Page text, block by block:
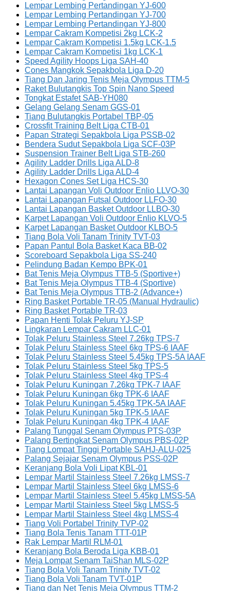
Lempar Lembing Pertandingan YJ-600
Lempar Lembing Pertandingan YJ-700
Lempar Lembing Pertandingan YJ-800
Lempar Cakram Kompetisi 2kg LCK-2
Lempar Cakram Kompetisi 1.5kg LCK-1.5
Lempar Cakram Kompetisi 1kg LCK-1
Speed Agility Hoops Liga SAH-40
Cones Mangkok Sepakbola Liga D-20
Tiang Dan Jaring Tenis Meja Olympus TTM-5
Raket Bulutangkis Top Spin Nano Speed
Tongkat Estafet SAB-YH080
Gelang Gelang Senam GGS-01
Tiang Bulutangkis Portabel TBP-05
Crossfit Training Belt Liga CTB-01
Papan Strategi Sepakbola Liga PSSB-02
Bendera Sudut Sepakbola Liga SCF-03P
Suspension Trainer Belt Liga STB-260
Agility Ladder Drills Liga ALD-8
Agility Ladder Drills Liga ALD-4
Hexagon Cones Set Liga HCS-30
Lantai Lapangan Voli Outdoor Enlio LLVO-30
Lantai Lapangan Futsal Outdoor LLFO-30
Lantai Lapangan Basket Outdoor LLBO-30
Karpet Lapangan Voli Outdoor Enlio KLVO-5
Karpet Lapangan Basket Outdoor KLBO-5
Tiang Bola Voli Tanam Trinity TVT-03
Papan Pantul Bola Basket Kaca BB-02
Scoreboard Sepakbola Liga SS-240
Pelindung Badan Kempo BPK-01
Bat Tenis Meja Olympus TTB-5 (Sportive+)
Bat Tenis Meja Olympus TTB-4 (Sportive)
Bat Tenis Meja Olympus TTB-2 (Advance+)
Ring Basket Portable TR-05 (Manual Hydraulic)
Ring Basket Portable TR-03
Papan Henti Tolak Peluru YJ-SP
Lingkaran Lempar Cakram LLC-01
Tolak Peluru Stainless Steel 7.26kg TPS-7
Tolak Peluru Stainless Steel 6kg TPS-6 IAAF
Tolak Peluru Stainless Steel 5.45kg TPS-5A IAAF
Tolak Peluru Stainless Steel 5kg TPS-5
Tolak Peluru Stainless Steel 4kg TPS-4
Tolak Peluru Kuningan 7.26kg TPK-7 IAAF
Tolak Peluru Kuningan 6kg TPK-6 IAAF
Tolak Peluru Kuningan 5.45kg TPK-5A IAAF
Tolak Peluru Kuningan 5kg TPK-5 IAAF
Tolak Peluru Kuningan 4kg TPK-4 IAAF
Palang Tunggal Senam Olympus PTS-03P
Palang Bertingkat Senam Olympus PBS-02P
Tiang Lompat Tinggi Portable SAHJ-ALU-025
Palang Sejajar Senam Olympus PSS-02P
Keranjang Bola Voli Lipat KBL-01
Lempar Martil Stainless Steel 7.26kg LMSS-7
Lempar Martil Stainless Steel 6kg LMSS-6
Lempar Martil Stainless Steel 5.45kg LMSS-5A
Lempar Martil Stainless Steel 5kg LMSS-5
Lempar Martil Stainless Steel 4kg LMSS-4
Tiang Voli Portabel Trinity TVP-02
Tiang Bola Tenis Tanam TTT-01P
Rak Lempar Martil RLM-01
Keranjang Bola Beroda Liga KBB-01
Meja Lompat Senam TaiShan MLS-02P
Tiang Bola Voli Tanam Trinity TVT-02
Tiang Bola Voli Tanam TVT-01P
Tiang dan Net Tenis Meja Olympus TTM-2